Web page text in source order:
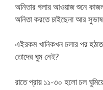
অনিতার গলার আওয়াজ শুনে
অনিতা করতে চাইছেনা আর
এইরকম খানিকখন চলার পর
তোদের ঘুম নেই?
রাতে প্রায় ১১-৩০ হলো চল